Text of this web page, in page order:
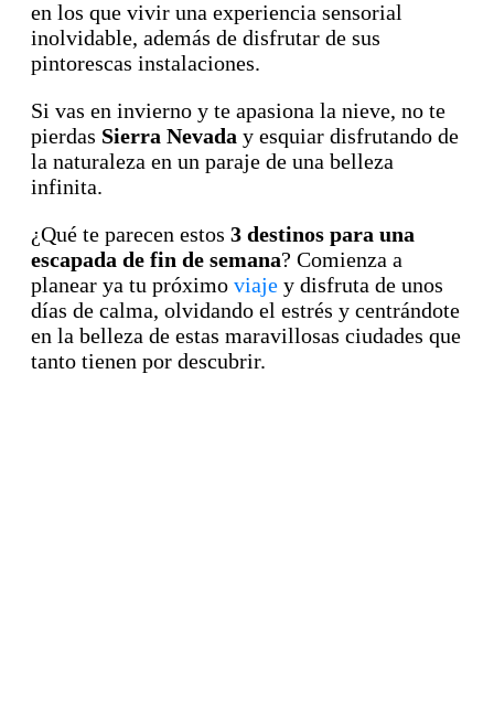
en los que vivir una experiencia sensorial
inolvidable, además de disfrutar de sus
pintorescas instalaciones.
Si vas en invierno y te apasiona la nieve, no te
pierdas Sierra Nevada y esquiar disfrutando de
la naturaleza en un paraje de una belleza
infinita.
¿Qué te parecen estos 3 destinos para una
escapada de fin de semana? Comienza a
planear ya tu próximo viaje y disfruta de unos
días de calma, olvidando el estrés y centrándote
en la belleza de estas maravillosas ciudades que
tanto tienen por descubrir.